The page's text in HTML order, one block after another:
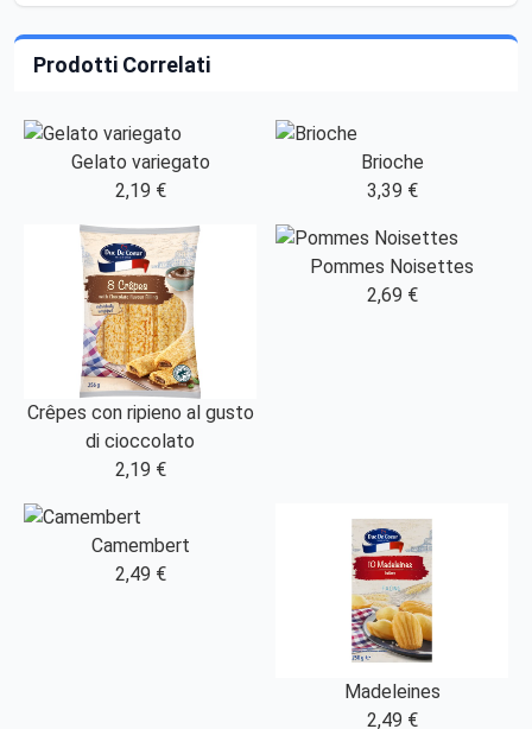
Prodotti Correlati
Gelato variegato
2,19 €
Brioche
3,39 €
Crêpes con ripieno al gusto
di cioccolato
2,19 €
Pommes Noisettes
2,69 €
Camembert
2,49 €
Madeleines
2,49 €